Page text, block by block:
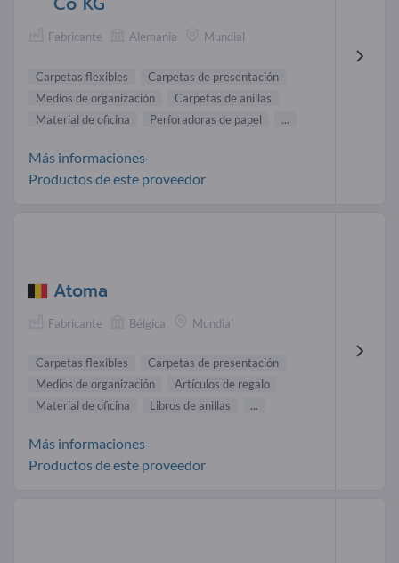
Fabricante Alemania Mundial
Carpetas flexibles
Carpetas de presentación
Medios de organización
Carpetas de anillas
Material de oficina
Perforadoras de papel ...
Más informaciones-
Productos de este proveedor
Atoma
Fabricante Bélgica Mundial
Carpetas flexibles
Carpetas de presentación
Medios de organización
Artículos de regalo
Material de oficina
Libros de anillas ...
Más informaciones-
Productos de este proveedor